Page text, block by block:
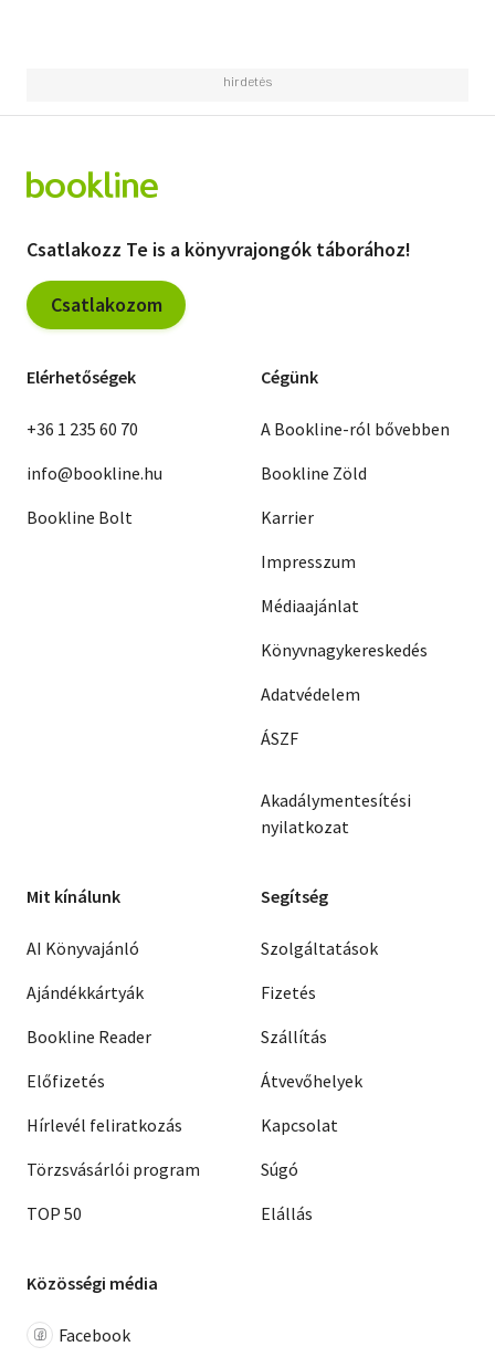
Csatlakozz Te is a könyvrajongók táborához!
Csatlakozom
Elérhetőségek
+36 1 235 60 70
info@bookline.hu
Bookline Bolt
Cégünk
A Bookline-ról bővebben
Bookline Zöld
Karrier
Impresszum
Médiaajánlat
Könyvnagykereskedés
Adatvédelem
ÁSZF
Akadálymentesítési
nyilatkozat
Mit kínálunk
AI Könyvajánló
Ajándékkártyák
Bookline Reader
Előfizetés
Hírlevél feliratkozás
Törzsvásárlói program
TOP 50
Segítség
Szolgáltatások
Fizetés
Szállítás
Átvevőhelyek
Kapcsolat
Súgó
Elállás
Közösségi média
Facebook